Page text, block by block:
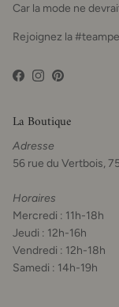
Car la mode ne
Rejoignez la
Facebook
Instagram
Pinterest
La Boutique
Adresse
56 rue du Vertbois,
Horaires
Mercredi : 11h-18h
Jeudi : 12h-16h
Vendredi : 12h-18h
Samedi : 14h-19h